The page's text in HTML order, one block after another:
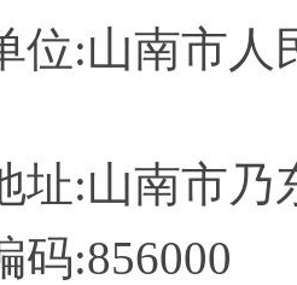
位:山南市人
址:山南市乃
码:856000